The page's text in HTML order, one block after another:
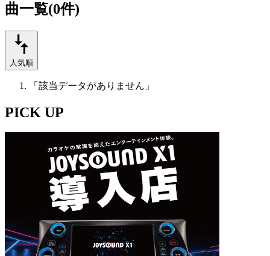
曲一覧(0件)
人気順
「該当データがありません」
PICK UP